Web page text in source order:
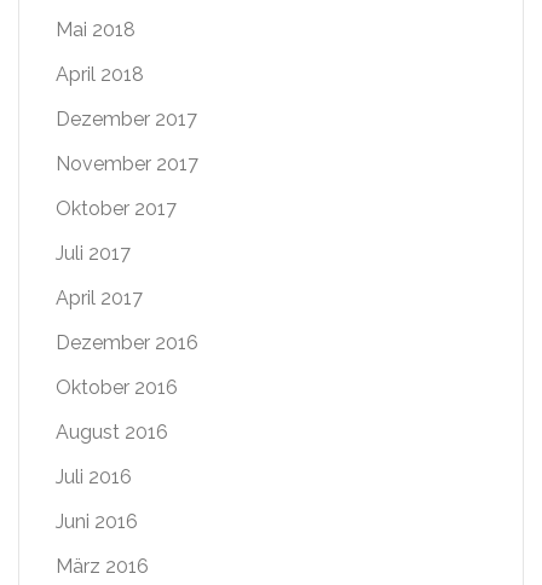
Mai 2018
April 2018
Dezember 2017
November 2017
Oktober 2017
Juli 2017
April 2017
Dezember 2016
Oktober 2016
August 2016
Juli 2016
Juni 2016
März 2016